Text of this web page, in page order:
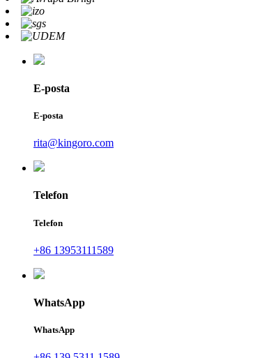
E-posta
E-posta
rita@kingoro.com
Telefon
Telefon
+86 13953111589
WhatsApp
WhatsApp